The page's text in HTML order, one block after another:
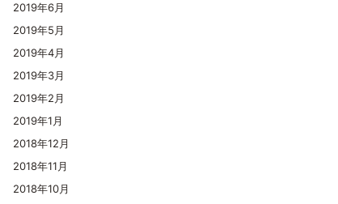
2019年6月
2019年5月
2019年4月
2019年3月
2019年2月
2019年1月
2018年12月
2018年11月
2018年10月